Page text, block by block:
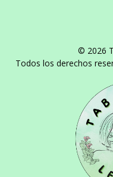
© 2026
Todos los derechos